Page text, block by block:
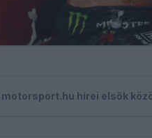
hírei elsők